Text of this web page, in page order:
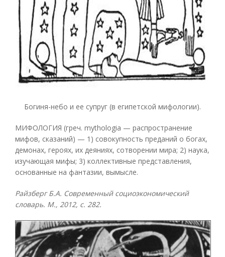
Богиня-небо и ее супруг (в египетской мифологии).
МИФОЛОГИЯ (греч. mythologia — распространение
мифов, сказаний) — 1) совокупность преданий о богах,
демонах, героях, их деяниях, сотворении мира; 2) наука,
изучающая мифы; 3) коллективные представления,
основанные на фантазии, вымысле.
Райзберг Б.А. Современный социоэкономический
словарь. М., 2012, с. 282.